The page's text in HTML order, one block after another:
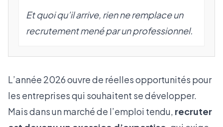
Et quoi qu’il arrive, rien ne remplace un
recrutement mené par un professionnel.
L’année 2026 ouvre de réelles opportunités pour
les entreprises qui souhaitent se développer.
Mais dans un marché de l’emploi tendu, recruter